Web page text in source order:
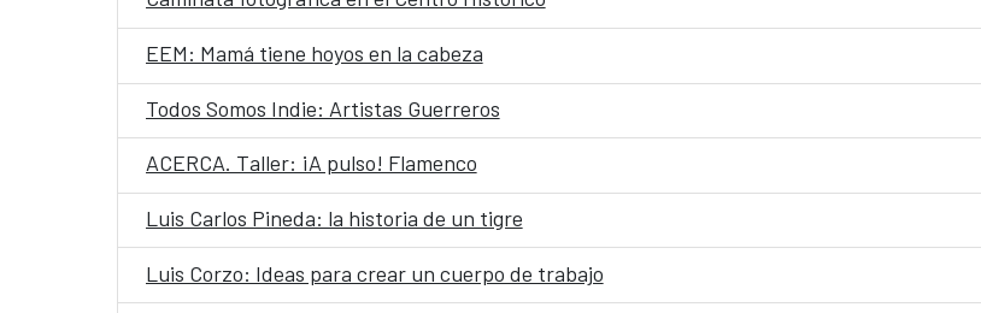
EEM: Mamá tiene hoyos en la cabeza
Todos Somos Indie: Artistas Guerreros
ACERCA. Taller: ¡A pulso! Flamenco
Luis Carlos Pineda: la historia de un tigre
Luis Corzo: Ideas para crear un cuerpo de trabajo